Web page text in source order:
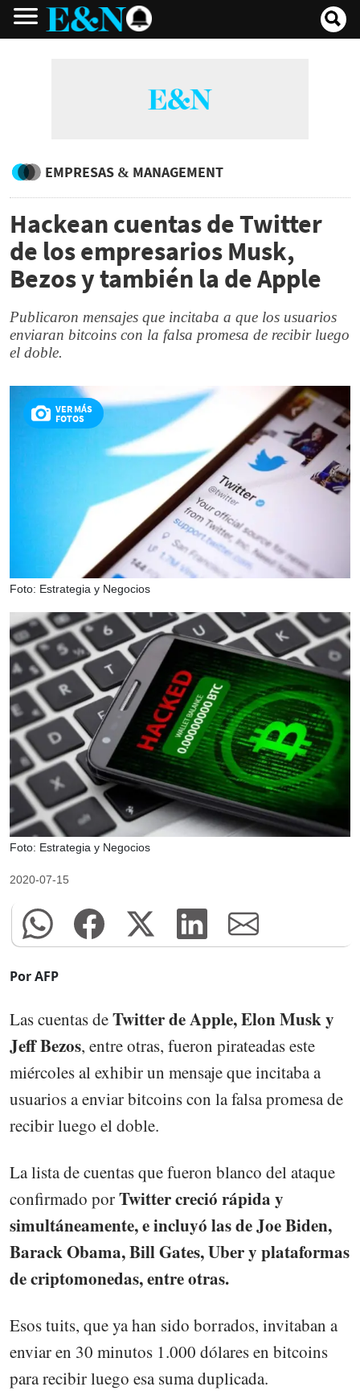
EMPRESAS & MANAGEMENT
Hackean cuentas de Twitter
de los empresarios Musk,
Bezos y también la de Apple
Publicaron mensajes que incitaba a que los usuarios
enviaran bitcoins con la falsa promesa de recibir luego
el doble.
VER MÁS
FOTOS
Foto: Estrategia y Negocios
Foto: Estrategia y Negocios
2020-07-15
Por AFP
Las cuentas deTwitter de Apple, Elon Musk y
Jeff Bezos, entre otras, fueron pirateadas este
miércoles al exhibir un mensaje que incitaba a
usuarios a enviar bitcoins con la falsa promesa de
recibir luego el doble.
La lista de cuentas que fueron blanco del ataque
confirmado porTwitter creció rápida y
simultáneamente, e incluyó las de Joe Biden,
Barack Obama, Bill Gates, Uber y plataformas
de criptomonedas, entre otras.
Esos tuits, que ya han sido borrados, invitaban a
enviar en 30 minutos 1.000 dólares en bitcoins
para recibir luego esa suma duplicada.